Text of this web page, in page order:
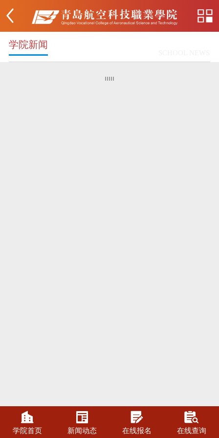
学院新闻

学院首页

新闻动态

在线报名

在线查询